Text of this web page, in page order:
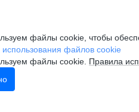
файлы cookie, чтобы
файлов cookie
файлы cookie. Правила